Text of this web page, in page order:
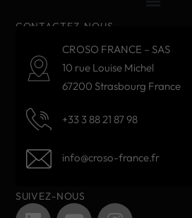
CONTACTEZ-NOUS
CROSO FRANCE – SAS
10 rue Louise Michel
67200 Strasbourg France
+33 3 88 21 87 98
info@croso-france.fr
SUIVEZ-NOUS